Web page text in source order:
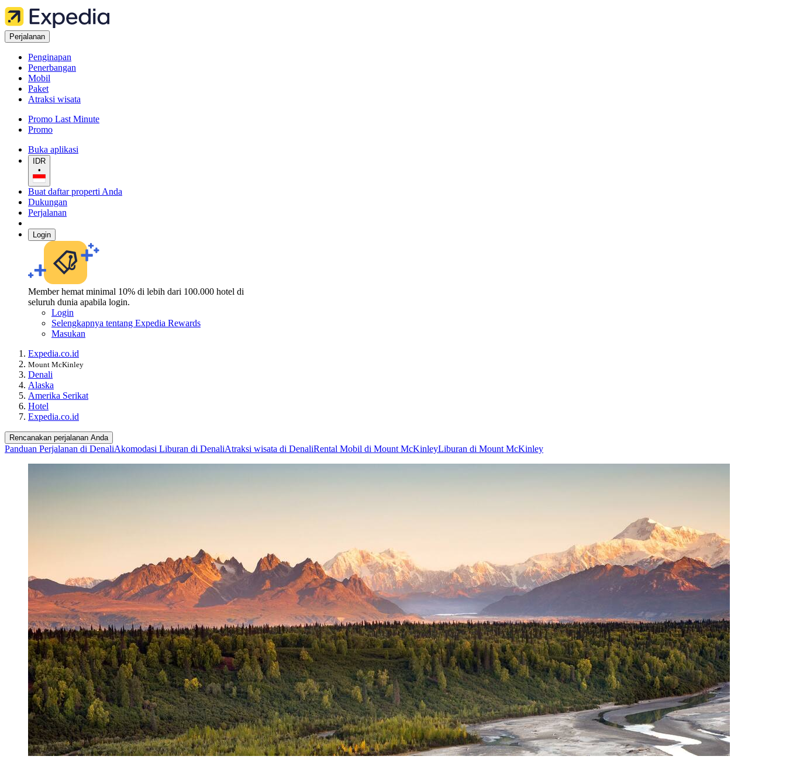
Perjalanan
Penginapan
Penerbangan
Mobil
Paket
Atraksi wisata
Promo Last Minute
Promo
Buka aplikasi
IDR
•
Buat daftar properti Anda
Dukungan
Perjalanan
Login
Member hemat minimal 10% di lebih dari 100.000 hotel di
seluruh dunia apabila login.
Login
Selengkapnya tentang Expedia Rewards
Masukan
Expedia.co.id
Mount McKinley
Denali
Alaska
Amerika Serikat
Hotel
Expedia.co.id
Rencanakan perjalanan Anda
Panduan Perjalanan di DenaliAkomodasi Liburan di DenaliAtraksi wisata di DenaliRental Mobil di Mount McKinleyLiburan di Mount McKinley